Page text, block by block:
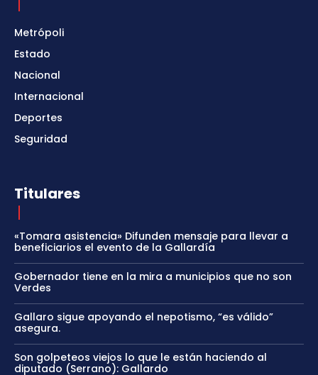
Metrópoli
Estado
Nacional
Internacional
Deportes
Seguridad
Titulares
«Tomara asistencia» Difunden mensaje para llevar a
beneficiarios el evento de la Gallardía
Gobernador tiene en la mira a municipios que no son
Verdes
Gallaro sigue apoyando el nepotismo, “es válido”
asegura.
Son golpeteos viejos lo que le están haciendo al
diputado (Serrano): Gallardo